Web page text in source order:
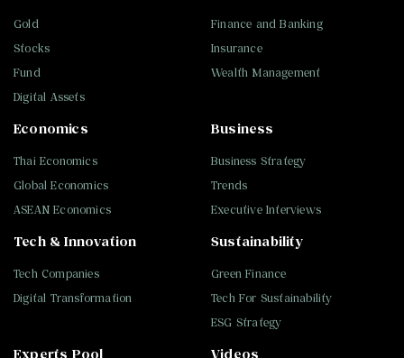
Gold
Stocks
Fund
Digital Assets
Finance and Banking
Insurance
Wealth Management
Business
Business Strategy
Trends
Executive Interviews
Tech & Innovation
Tech Companies
Digital Transformation
Sustainability
Green Finance
Tech For Sustainability
ESG Strategy
Economics
Thai Economics
Global Economics
ASEAN Economics
Experts Pool Videos